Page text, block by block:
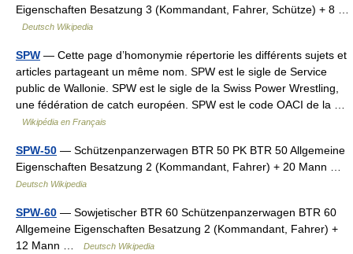
Eigenschaften Besatzung 3 (Kommandant, Fahrer, Schütze) + 8 …
Deutsch Wikipedia
SPW — Cette page d’homonymie répertorie les différents sujets et
articles partageant un même nom. SPW est le sigle de Service
public de Wallonie. SPW est le sigle de la Swiss Power Wrestling,
une fédération de catch européen. SPW est le code OACI de la …
Wikipédia en Français
SPW-50 — Schützenpanzerwagen BTR 50 PK BTR 50 Allgemeine
Eigenschaften Besatzung 2 (Kommandant, Fahrer) + 20 Mann …
Deutsch Wikipedia
SPW-60 — Sowjetischer BTR 60 Schützenpanzerwagen BTR 60
Allgemeine Eigenschaften Besatzung 2 (Kommandant, Fahrer) +
12 Mann …
Deutsch Wikipedia